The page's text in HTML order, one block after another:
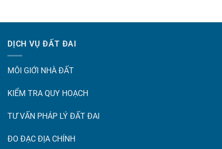
DỊCH VỤ ĐẤT ĐAI
MÔI GIỚI NHÀ ĐẤT
KIỂM TRA QUY HOẠCH
TƯ VẤN PHÁP LÝ ĐẤT ĐAI
ĐO ĐẠC ĐỊA CHÍNH